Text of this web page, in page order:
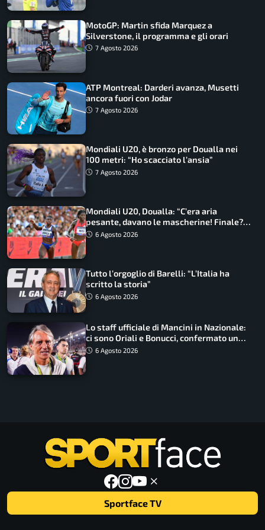
MotoGP: Martin sfida Marquez a
Silverstone, il programma e gli orari
7 Agosto 2026
ATP Montreal: Darderi avanza, Musetti
ancora fuori con Jodar
7 Agosto 2026
Mondiali U20, è bronzo per Doualla nei
100 metri: “Ho scacciato l’ansia”
7 Agosto 2026
Mondiali U20, Doualla: “C’era aria
pesante, davano le mascherine! Finale?
Non ho nulla da perdere”
6 Agosto 2026
Tutto l’orgoglio di Barelli: “L’Italia ha
scritto la storia”
6 Agosto 2026
Lo staff ufficiale di Mancini in Nazionale:
ci sono Oriali e Bonucci, confermato un
ritorno
6 Agosto 2026
Sportface TV